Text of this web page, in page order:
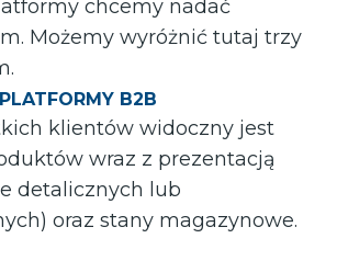
chcemy nadać
Możemy wyróżnić tutaj trzy
B2B
klientów widoczny jest
wraz z prezentacją
detalicznych lub
oraz stany magazynowe.